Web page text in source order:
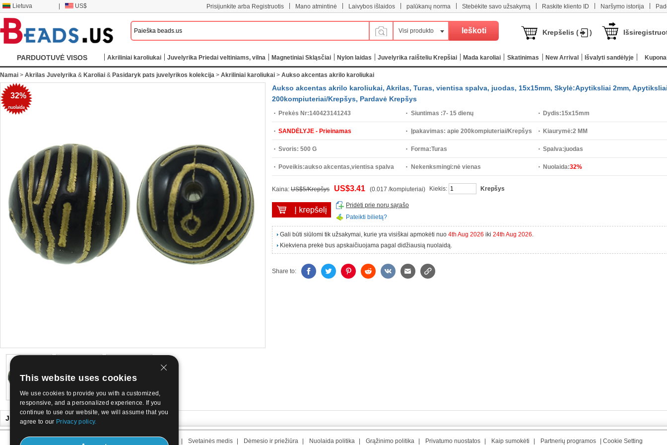
Lietuva US$ Prisijunkite arba Registruotis Mano atmintinė Laivybos išlaidos palūkanų norma Stebėkite savo užsakymą Raskite kliento ID Naršymo istorija
Visi produkto Krepšelis ( )
PARDUOTUVĖ VISOS
KATEGORIJOS
Akriliniai karoliukai Juvelyrika Priedai veltiniams, vilna Magnetiniai Skląsčiai Nylon laidas Juvelyrika raišteliu Krepšiai Mada karoliai Skatinimas New Arrival Išvalyti sandėlyje
Namai > Akrilas Juvelyrika & Karoliai & Pasidaryk pats juvelyrikos kolekcija > Akriliniai karoliukai > Aukso akcentas akrilo karoliukai
32%
Aukso akcentas akrilo karoliukai, Akrilas, Turas, vientisa spalva, juodas, 15x15mm, Skylė:Apytiksliai 2mm,
200kompiuteriai/Krepšys, Pardavė Krepšys
Prekės Nr:140423141243 Siuntimas :7- 15 dienų Dydis:15x15mm
SANDĖLYJE - Prieinamas Įpakavimas: apie 200kompiuteriai/Krepšys Kiaurymė:2 MM
Svoris: 500 G Forma:Turas Spalva:juodas
Poveikis:aukso akcentas,vientisa spalva Nekenksmingi:nė vienas Nuolaida:32%
Kaina: US$5/Krepšys US$3.41 (0.017 /kompiuteriai) Kiekis: Krepšys
Pridėti prie norų sąrašo
Pateikti bilietą?
Gali būti siūlomi tik užsakymai, kurie yra visiškai apmokėti nuo 4th Aug 2026 iki 24th Aug 2026.
Kiekviena prekė bus apskaičiuojama pagal didžiausią nuolaidą.
Share to:
Jūs taip pat gali patikti
Terminas mus Svetainės medis Dėmesio ir priežiūra Nuolaida politika Grąžinimo politika Privatumo nuostatos Kaip sumokėti Partnerių programos Cookie Setting
This website uses cookies
We use cookies to provide you with a customized,
responsive, and a personalized experience. If you
continue to use our website, we will assume that you
agree to our Privacy policy.